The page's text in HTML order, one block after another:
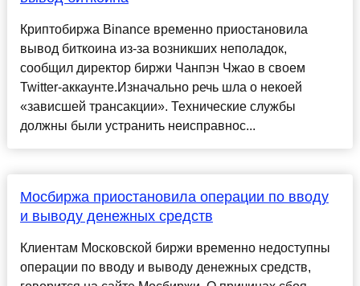
Криптобиржа Binance временно приостановила
вывод биткоина из-за возникших неполадок,
сообщил директор биржи Чанпэн Чжао в своем
Twitter-аккаунте.Изначально речь шла о некоей
«зависшей трансакции». Технические службы
должны были устранить неисправнос...
Мосбиржа приостановила операции по вводу
и выводу денежных средств
Клиентам Московской биржи временно недоступны
операции по вводу и выводу денежных средств,